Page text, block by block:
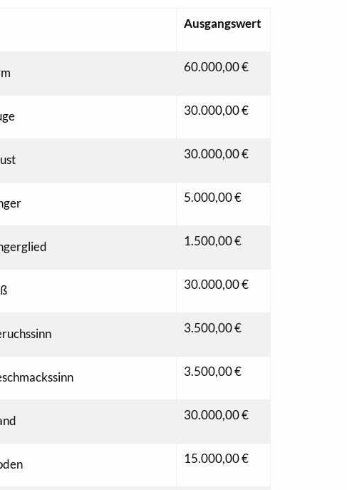
Ausgangswert
60.000,00 €
30.000,00 €
30.000,00 €
5.000,00 €
1.500,00 €
30.000,00 €
3.500,00 €
3.500,00 €
30.000,00 €
15.000,00 €